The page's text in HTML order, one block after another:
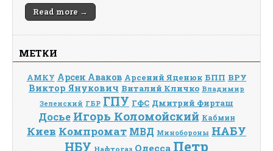
Read more →
МЕТКИ
АМКУ Арсен Аваков Арсений Яценюк БПП ВРУ
Виктор Янукович Виталий Кличко Владимир
Зеленский ГБР ГПУ ГФС Дмитрий Фирташ
Досье Игорь Коломойский Кабмин
Киев Компромат МВД Минобороны НАБУ
НБУ Нафтогаз Одесса Петр